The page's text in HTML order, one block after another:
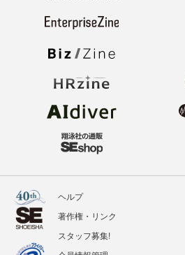
ヘルプ
著作権・リンク
スタッフ募集!